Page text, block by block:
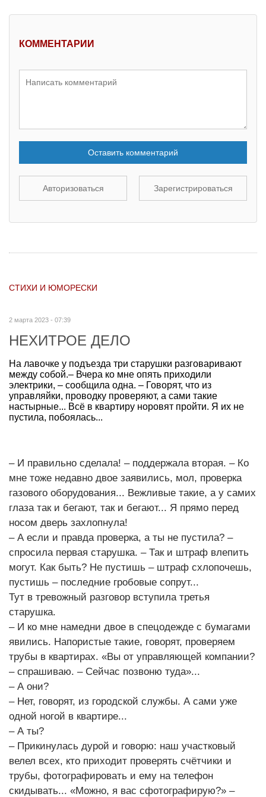
КОММЕНТАРИИ
Оставить комментарий
Авторизоваться Зарегистрироваться
СТИХИ И ЮМОРЕСКИ
2 марта 2023 - 07:39
НЕХИТРОЕ ДЕЛО
На лавочке у подъезда три старушки разговаривают
между собой.– Вчера ко мне опять приходили
электрики, – сообщила одна. – Говорят, что из
управляйки, проводку проверяют, а сами такие
настырные... Всё в квартиру норовят пройти. Я их не
пустила, побоялась...
– И правильно сделала! – поддержала вторая. – Ко
мне тоже недавно двое заявились, мол, проверка
газового оборудования... Вежливые такие, а у самих
глаза так и бегают, так и бегают... Я прямо перед
носом дверь захлопнула!
– А если и правда проверка, а ты не пустила? –
спросила первая старушка. – Так и штраф влепить
могут. Как быть? Не пустишь – штраф схлопочешь,
пустишь – последние гробовые сопрут...
Тут в тревожный разговор вступила третья
старушка.
– И ко мне намедни двое в спецодежде с бумагами
явились. Напористые такие, говорят, проверяем
трубы в квартирах. «Вы от управляющей компании?
– спрашиваю. – Сейчас позвоню туда»...
– А они?
– Нет, говорят, из городской службы. А сами уже
одной ногой в квартире...
– А ты?
– Прикинулась дурой и говорю: наш участковый
велел всех, кто приходит проверять счётчики и
трубы, фотографировать и ему на телефон
скидывать... «Можно, я вас сфотографирую?» –